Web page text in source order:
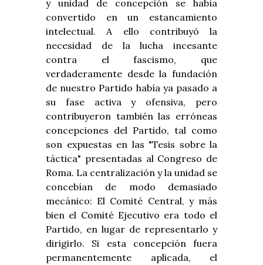
y unidad de concepción se había
convertido en un estancamiento
intelectual. A ello contribuyó la
necesidad de la lucha incesante
contra el fascismo, que
verdaderamente desde la fundación
de nuestro Partido había ya pasado a
su fase activa y ofensiva, pero
contribuyeron también las erróneas
concepciones del Partido, tal como
son expuestas en las "Tesis sobre la
táctica" presentadas al Congreso de
Roma. La centralización y la unidad se
concebían de modo demasiado
mecánico: El Comité Central, y más
bien el Comité Ejecutivo era todo el
Partido, en lugar de representarlo y
dirigirlo. Si esta concepción fuera
permanentemente aplicada, el